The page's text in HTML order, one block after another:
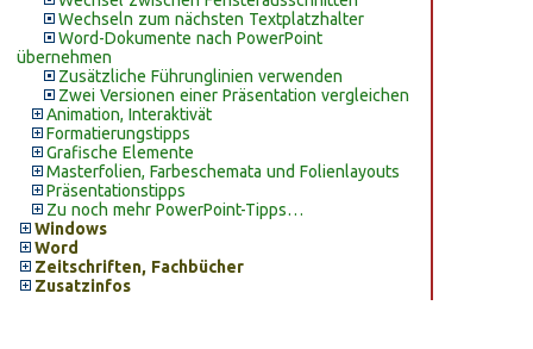
Wechseln zum nächsten Textplatzhalter
Word-Dokumente nach PowerPoint
übernehmen
Zusätzliche Führunglinien verwenden
Zwei Versionen einer Präsentation vergleichen
Animation, Interaktivät
Formatierungstipps
Grafische Elemente
Masterfolien, Farbeschemata und Folienlayouts
Präsentationstipps
Zu noch mehr PowerPoint-Tipps…
Windows
Word
Zeitschriften, Fachbücher
Zusatzinfos